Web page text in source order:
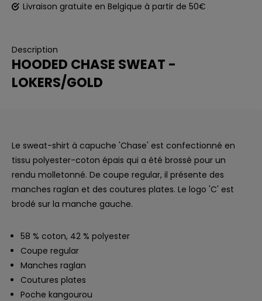
Livraison gratuite en Belgique à partir de 50€
Description
HOODED CHASE SWEAT -
LOKERS/GOLD
Le sweat-shirt à capuche 'Chase' est confectionné en
tissu polyester-coton épais qui a été brossé pour un
rendu molletonné. De coupe regular, il présente des
manches raglan et des coutures plates. Le logo 'C' est
brodé sur la manche gauche.
58 % coton, 42 % polyester
Coupe regular
Manches raglan
Coutures plates
Poche kangourou